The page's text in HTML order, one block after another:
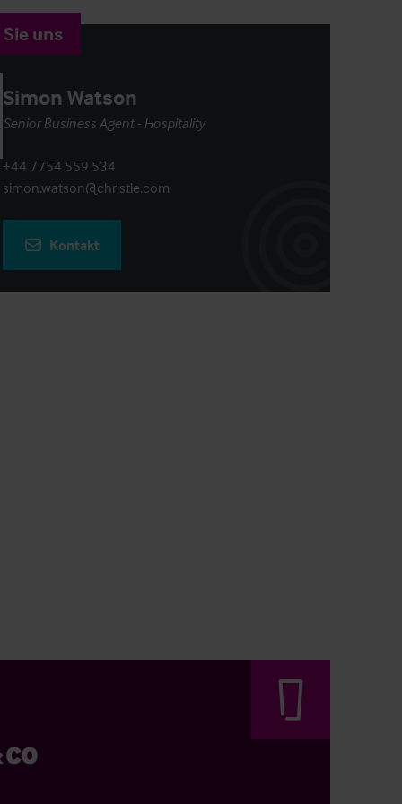
uns
Simon Watson
Senior Business Agent - Hospitality
+44 7754 559 534
simon.watson@christie.com
Kontakt